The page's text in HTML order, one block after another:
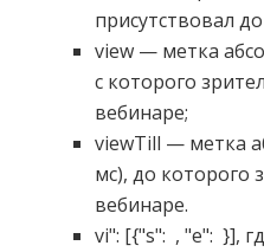
присутствовал
view — метка
с которого
вебинаре;
viewTill — метка
мс), до которого
вебинаре.
vi": [{"s": , "e": }],